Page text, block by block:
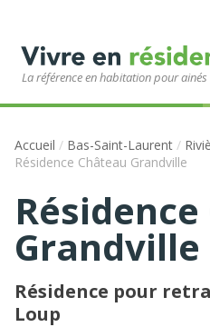
La référence en habitation pour ainés
Accueil / Bas-Saint-Laurent /
Résidence Château Grandville
Grandville
Résidence pour
Loup